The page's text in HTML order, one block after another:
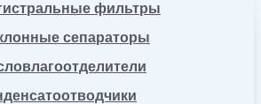
фильтры
сепараторы